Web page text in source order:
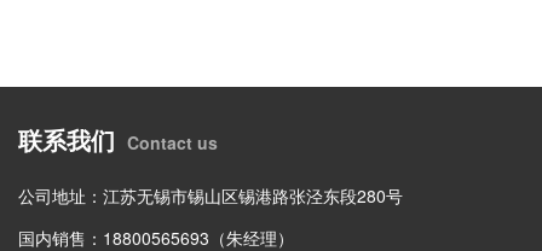
联系我们 Contact us
公司地址：江苏无锡市锡山区锡港路张泾东段280号
国内销售：18800565693（朱经理）